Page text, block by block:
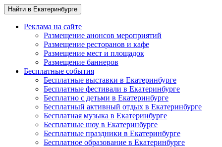
Найти в Екатеринбурге
Реклама на сайте
Размещение анонсов мероприятий
Размещение ресторанов и кафе
Размещение мест и площадок
Размещение баннеров
Бесплатные события
Бесплатные выставки в Екатеринбурге
Бесплатные фестивали в Екатеринбурге
Бесплатно с детьми в Екатеринбурге
Бесплатный активный отдых в Екатеринбурге
Бесплатная музыка в Екатеринбурге
Бесплатные шоу в Екатеринбурге
Бесплатные праздники в Екатеринбурге
Бесплатное образование в Екатеринбурге